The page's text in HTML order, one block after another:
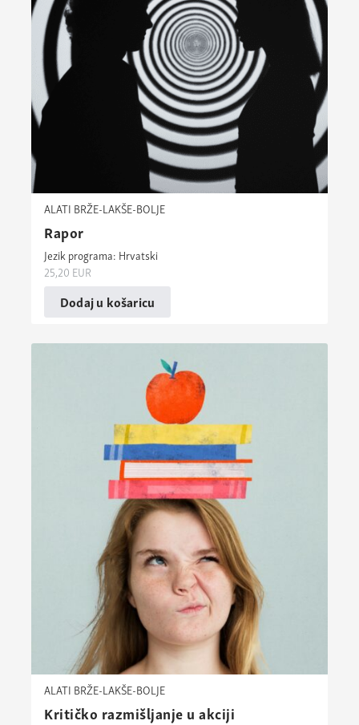
ALATI BRŽE-LAKŠE-BOLJE
Rapor
Jezik programa: Hrvatski
25,20 EUR
Dodaj u košaricu
ALATI BRŽE-LAKŠE-BOLJE
Kritičko razmišljanje u akciji